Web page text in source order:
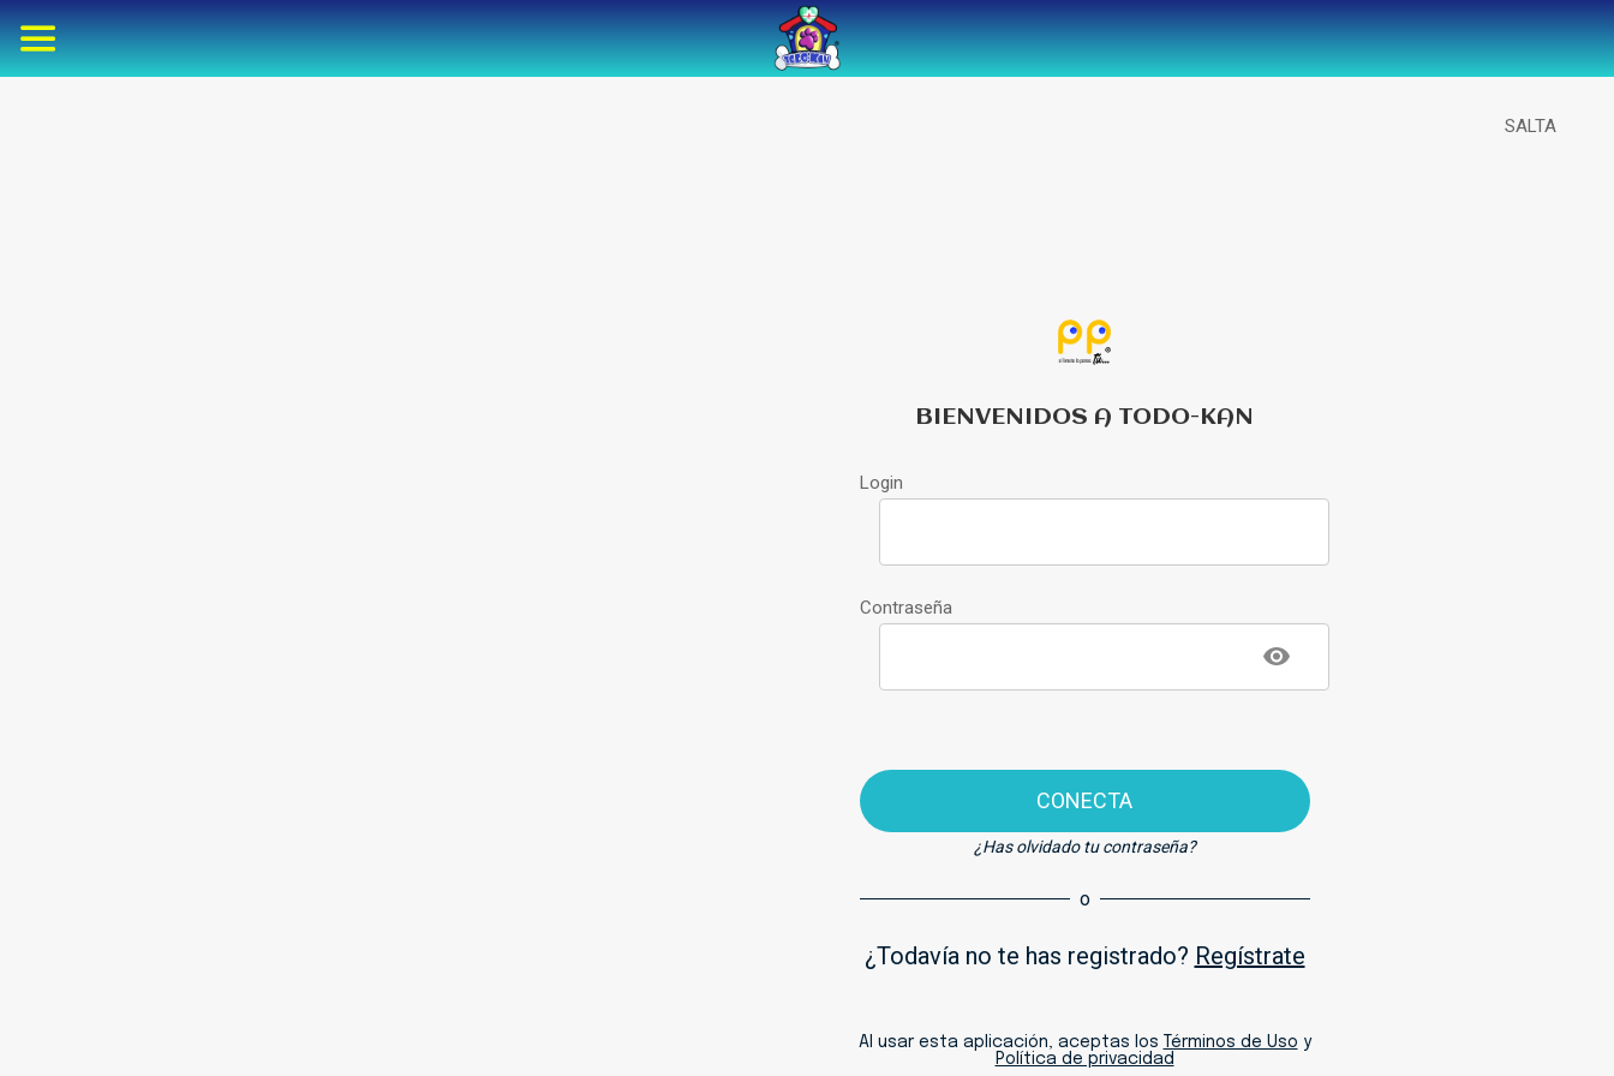
SALTA
BIENVENIDOS A TODO-KAN
Login
Contraseña
CONECTA
¿Has olvidado tu contraseña?
o
¿Todavía no te has registrado? Regístrate
Al usar esta aplicación, aceptas los Términos de Uso y
Política de privacidad